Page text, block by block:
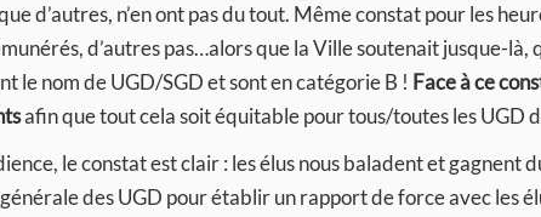
d’autres, n’en ont pas du tout. Même constat pour les
d’autres pas…alors que la Ville soutenait jusque-là,
le nom de UGD/SGD et sont en catégorie B ! Face à ce
afin que tout cela soit équitable pour tous/toutes les UGD
le constat est clair : les élus nous baladent et gagnent
des UGD pour établir un rapport de force avec les